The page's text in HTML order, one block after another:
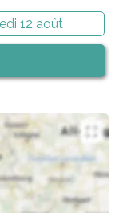
12 août